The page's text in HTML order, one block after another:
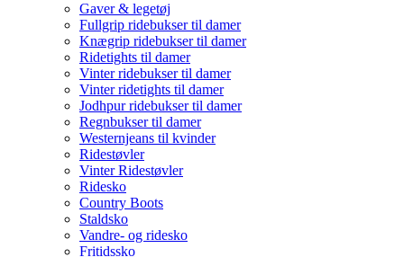
Gaver & legetøj
Fullgrip ridebukser til damer
Knægrip ridebukser til damer
Ridetights til damer
Vinter ridebukser til damer
Vinter ridetights til damer
Jodhpur ridebukser til damer
Regnbukser til damer
Westernjeans til kvinder
Ridestøvler
Vinter Ridestøvler
Ridesko
Country Boots
Staldsko
Vandre- og ridesko
Fritidssko